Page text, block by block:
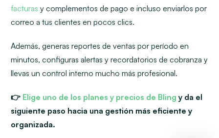
facturas y complementos de pago e incluso enviarlos por
correo a tus clientes en pocos clics.
Además, generas reportes de ventas por período en
minutos, configuras alertas y recordatorios de cobranza y
llevas un control interno mucho más profesional.
👉 Elige uno de los planes y precios de Bling y da el
siguiente paso hacia una gestión más eficiente y
organizada.